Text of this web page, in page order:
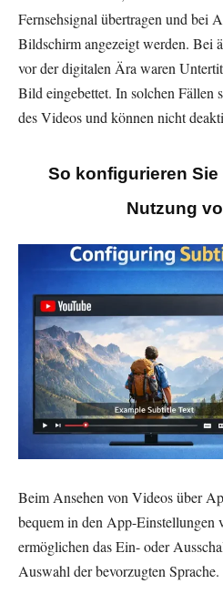
Fernsehsignal übertragen und bei
Bildschirm angezeigt werden. Bei
vor der digitalen Ära waren
Bild eingebettet. In solchen Fällen
des Videos und können nicht
So konfigurieren
Nutzung
Beim Ansehen von Videos über
bequem in den App-Einstellungen
ermöglichen das Ein- oder
Auswahl der bevorzugten Sprache.